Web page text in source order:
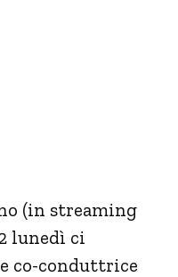
(in streaming
lunedì ci
co-conduttrice